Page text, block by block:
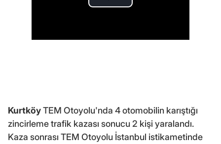
KurtköyTEM Otoyolu'nda 4 otomobilin karıştığı
zincirleme trafik kazası sonucu 2 kişi yaralandı.
Kaza sonrası TEM Otoyolu İstanbul istikametinde